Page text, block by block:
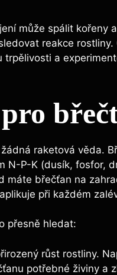
může ⁣spálit⁤ kořeny
reakce rostliny.
trpělivosti⁤ a
raketová věda.
‍N-P-K (dusík, fosfor,
máte břečťan na
při každém
přesně hledat:
růst rostliny.
potřebné živiny a